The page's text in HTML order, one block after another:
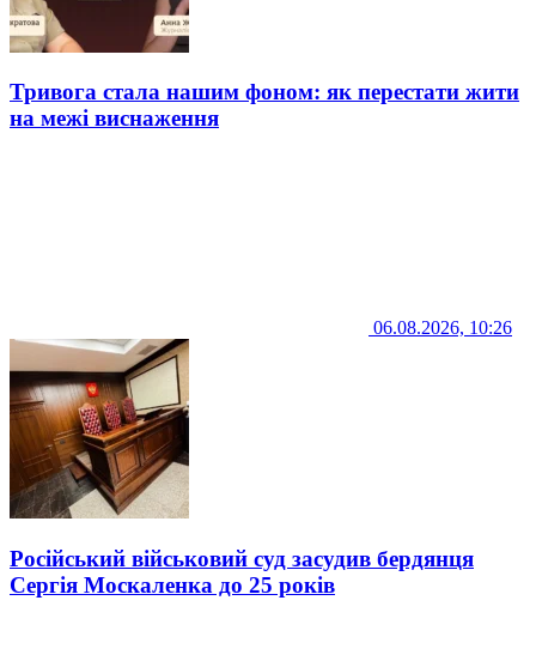
Тривога стала нашим фоном: як перестати жити
на межі виснаження
06.08.2026, 10:26
Російський військовий суд засудив бердянця
Сергія Москаленка до 25 років